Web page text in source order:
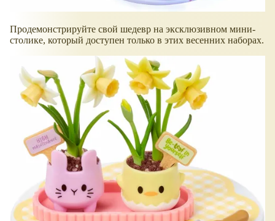
Продемонстрируйте свой шедевр на эксклюзивном мини-
столике, который доступен только в этих весенних наборах.